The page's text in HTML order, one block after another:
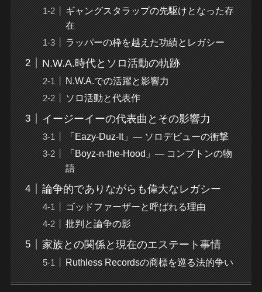
ギャングスタラップの先駆けとなった存
在
ラッパーの枠を越えた功績とレガシー
N.W.A.時代とソロ活動の軌跡
N.W.A.での活躍と影響力
ソロ活動と代表作
イージーイーの代表曲とその影響力
「Eazy-Duz-It」― ソロデビューの衝撃
「Boyz-n-the-Hood」― コンプトンの物
語
論争的でありながらも偉大なレガシー
ゴッドファーザーと呼ばれる理由
批判と論争の影
家族との関係と現在のエステート事情
Ruthless Recordsの商標を巡る法的争い